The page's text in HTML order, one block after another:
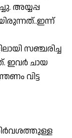
അയ്യപ്പ
സഞ്ചരിച്ച
ഇവർ ചായ
വിട്ട